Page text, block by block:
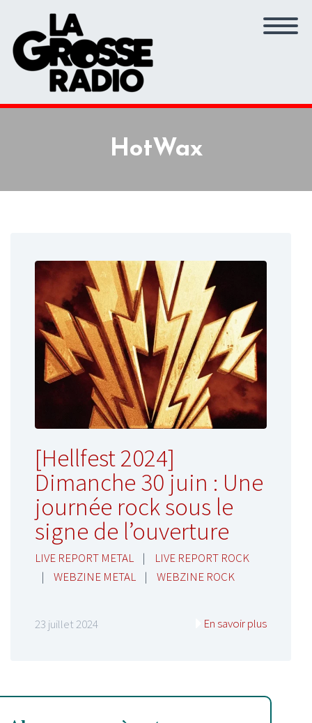
HotWax
[Hellfest 2024]
Dimanche 30 juin : Une
journée rock sous le
signe de l’ouverture
LIVE REPORT METAL |
LIVE REPORT ROCK
|
WEBZINE METAL | WEBZINE ROCK
23 juillet 2024 En savoir plus